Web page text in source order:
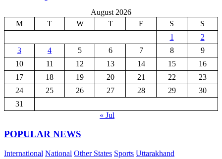
August 2026
M
T W T F S
S
1
2
3
4 5 6 7 8
9
10
11 12 13 14 15
16
17
18 19 20 21 22
23
24
25 26 27 28 29
30
31
« Jul
POPULAR NEWS
International National Other States Sports Uttarakhand